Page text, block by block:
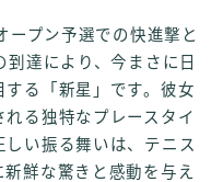
ープン予選での快進撃と
達により、今まさに日
る「新星」です。彼女
る独特なプレースタイ
い振る舞いは、テニス
鮮な驚きと感動を与え